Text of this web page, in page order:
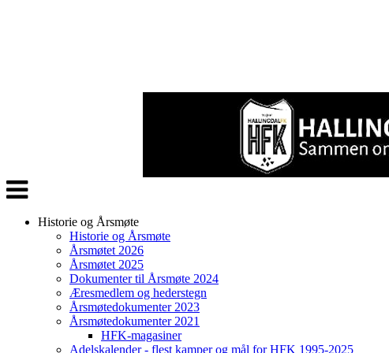
Veksle
navigasjon
Historie og Årsmøte
Historie og Årsmøte
Årsmøtet 2026
Årsmøtet 2025
Dokumenter til Årsmøte 2024
Æresmedlem og hederstegn
Årsmøtedokumenter 2023
Årsmøtedokumenter 2021
HFK-magasiner
Adelskalender - flest kamper og mål for HFK 1995-2025